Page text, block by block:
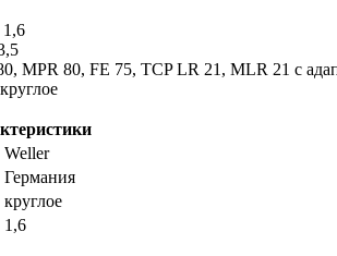
MPR 80, FE 75, TCP LR 21, MLR 21 с
Weller
Германия
круглое
1,6